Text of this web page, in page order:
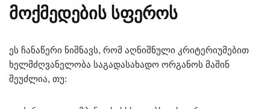
მოქმედების სფეროს
ეს ჩანაწერი ნიშნავს, რომ აღნიშნული კრიტერიუმებით
ხელმძღვანელობა საგადასახადო ორგანოს მაშინ
შეუძლია, თუ: